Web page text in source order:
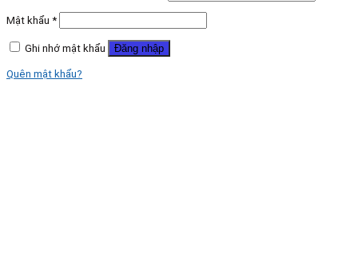
Mật khẩu *
Ghi nhớ mật khẩu Đăng nhập
Quên mật khẩu?